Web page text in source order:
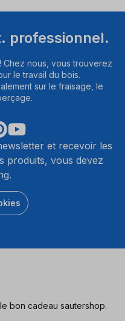
professionnel.
nous, vous trouverez
le travail du bois.
sur le fraisage, le
et recevoir les
produits, vous devez
bon cadeau sautershop.